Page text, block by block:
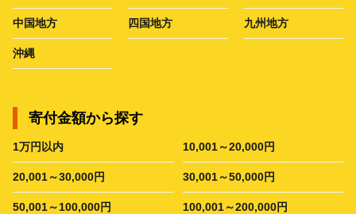
中国地方 四国地方 九州地方
沖縄
寄付金額から探す
1万円以内 10,001～20,000円
20,001～30,000円 30,001～50,000円
50,001～100,000円 100,001～200,000円